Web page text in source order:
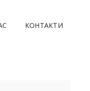
КОНТАКТИ